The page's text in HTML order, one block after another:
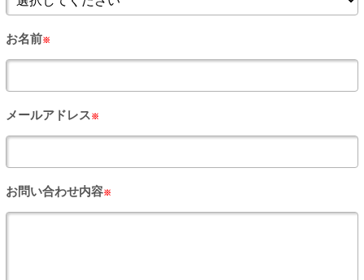
PUA'新橋
PUA'羽田
お名前※
メールアドレス※
お問い合わせ内容※